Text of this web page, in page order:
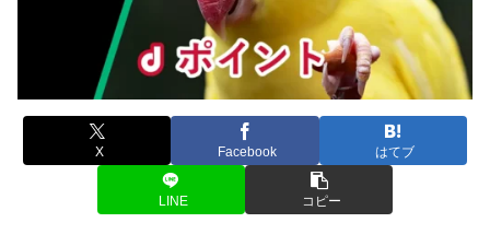
X Facebook はてブ
LINE コピー